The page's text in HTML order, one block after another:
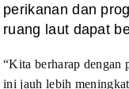
perikanan dan
ruang laut dapat
“Kita berharap dengan
ini jauh lebih